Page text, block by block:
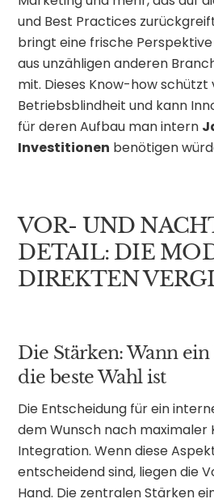
und Best Practices
bringt eine frische
aus unzähligen anderen
mit. Dieses Know-how schützt
Betriebsblindheit und kann
für deren Aufbau man intern
Investitionen benötigen
VOR- UND
DETAIL: DIE
DIREKTEN
Die Stärken: Wann
die beste Wahl ist
Die Entscheidung für ein
dem Wunsch nach
Integration. Wenn diese
entscheidend sind, liegen die
Hand. Die zentralen Stärken